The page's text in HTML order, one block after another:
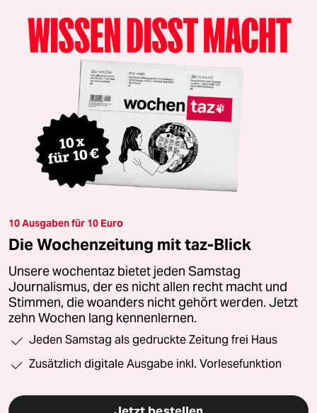
10 Ausgaben für 10 Euro
Die Wochenzeitung mit taz-Blick
Unsere wochentaz bietet jeden Samstag
Journalismus, der es nicht allen recht macht und
Stimmen, die woanders nicht gehört werden. Jetzt
zehn Wochen lang kennenlernen.
Jeden Samstag als gedruckte Zeitung frei Haus
Zusätzlich digitale Ausgabe inkl. Vorlesefunktion